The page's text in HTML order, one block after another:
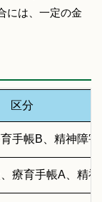
には、一定の金
区分
手帳B、精神障
療育手帳A、精